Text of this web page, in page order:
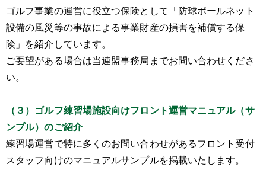
ゴルフ事業の運営に役立つ保険として「防球ポールネット
設備の風災等の事故による事業財産の損害を補償する保
険」を紹介しています。
ご要望がある場合は当連盟事務局までお問い合わせくださ
い。
（３）ゴルフ練習場施設向けフロント運営マニュアル（サ
ンプル）のご紹介
練習場運営で特に多くのお問い合わせがあるフロント受付
スタッフ向けのマニュアルサンプルを掲載いたします。